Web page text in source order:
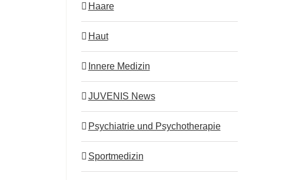
Haare
Haut
Innere Medizin
JUVENIS News
Psychiatrie und Psychotherapie
Sportmedizin